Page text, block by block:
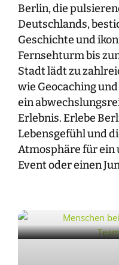
Berlin, die
Deutschlands,
Geschichte und
Fernsehturm bis
Stadt lädt zu
wie Geocaching
ein
Erlebnis. Erlebe
Lebensgefühl und
Atmosphäre für ein
Event oder einen